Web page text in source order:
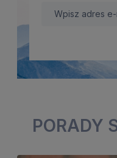
PORADY